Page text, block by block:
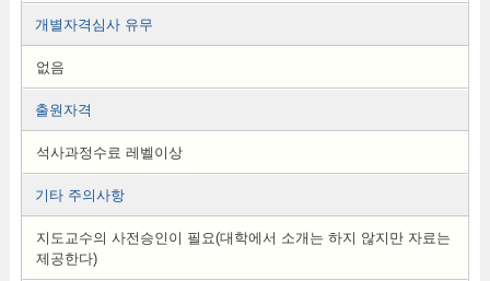
개별자격심사 유무
없음
출원자격
석사과정수료 레벨이상
기타 주의사항
지도교수의 사전승인이 필요(대학에서 소개는 하지 않지만 자료는
제공한다)